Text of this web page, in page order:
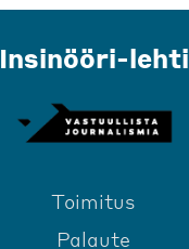
Insinööri-lehti
Toimitus
Palaute